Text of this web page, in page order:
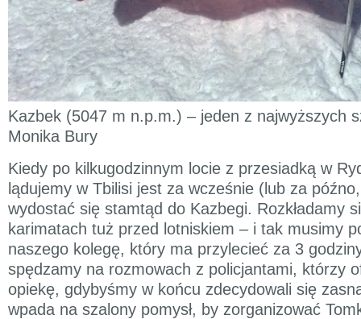
Kazbek (5047 m n.p.m.) – jeden z najwyższych
Monika Bury
Kiedy po kilkugodzinnym locie z przesiadką w
lądujemy w Tbilisi jest za wcześnie (lub za
wydostać się stamtąd do Kazbegi. Rozkładamy
karimatach tuż przed lotniskiem – i tak musimy
naszego kolegę, który ma przylecieć za 3
spędzamy na rozmowach z policjantami, którzy
opiekę, gdybyśmy w końcu zdecydowali się
wpada na szalony pomysł, by zorganizować